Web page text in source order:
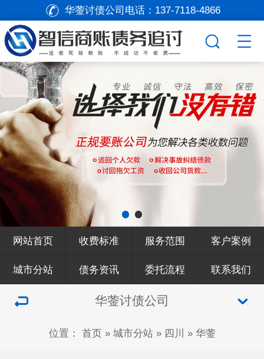
华蓥讨债公司电话： 137-7118-4866
网站首页 收费标准 服务范围 客户案例
城市分站 债务资讯 委托流程 联系我们
华蓥讨债公司
位置： 首页» 城市分站» 四川 » 华蓥